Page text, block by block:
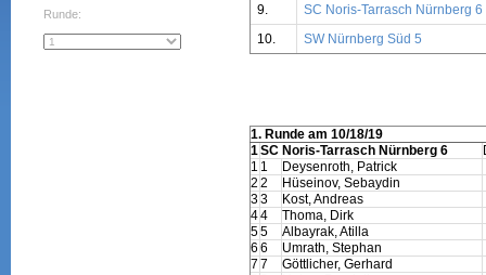
Runde:
9.
SC Noris-Tarrasch Nürnberg 6
10.
SW Nürnberg Süd 5
1. Runde am 10/18/19
1 SC Noris-Tarrasch Nürnberg 6
1 1
Deysenroth, Patrick
2 2
Hüseinov, Sebaydin
33
Kost, Andreas
44
Thoma, Dirk
55
Albayrak, Atilla
6 6
Umrath, Stephan
7 7
Göttlicher, Gerhard